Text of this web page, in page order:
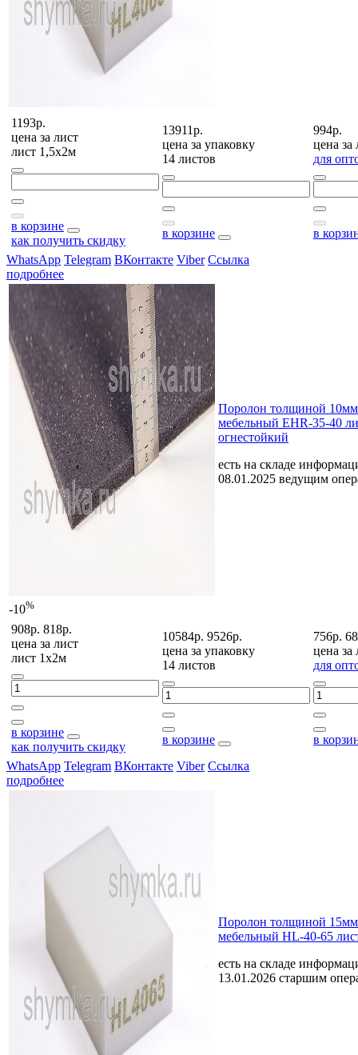
1193р.
цена за лист
лист 1,5х2м
в корзине
как получить скидку
13911р.
цена за упаковку
14 листов
в корзине
994р.
цена за
для
в
WhatsApp Telegram ВКонтакте Viber Ссылка
подробнее
-10%
Поролон толщиной 10мм
мебельный EHR-35-40
огнестойкий
есть на складе
08.01.2025 ведущим
908р. 818р.
цена за лист
лист 1х2м
в корзине
как получить скидку
10584р. 9526р.
цена за упаковку
14 листов
в корзине
756р.
цена за
для
в
WhatsApp Telegram ВКонтакте Viber Ссылка
подробнее
Поролон толщиной 15мм
мебельный HL-40-65
есть на складе
13.01.2026 старшим